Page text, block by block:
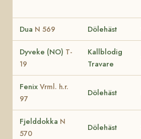
Dua N 569 Dölehäst
Dyveke (NO) T-
19
Kallblodig
Travare
Fenix Vrml. h.r.
97
Dölehäst
Fjelddokka N
570
Dölehäst